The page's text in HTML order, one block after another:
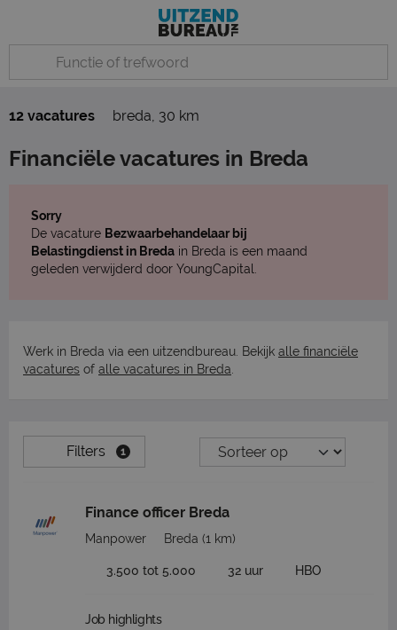
12 vacatures breda, 30 km
Financiële vacatures in Breda
Sorry
De vacature Bezwaarbehandelaar bij
Belastingdienst in Breda in Breda is een maand
geleden verwijderd door YoungCapital.
Werk in Breda via een uitzendbureau. Bekijk alle financiële
vacatures of alle vacatures in Breda
Filters 1
Finance officer Breda
Manpower Breda (1 km)
3.500 tot 5.000 32 uur HBO
Job highlights